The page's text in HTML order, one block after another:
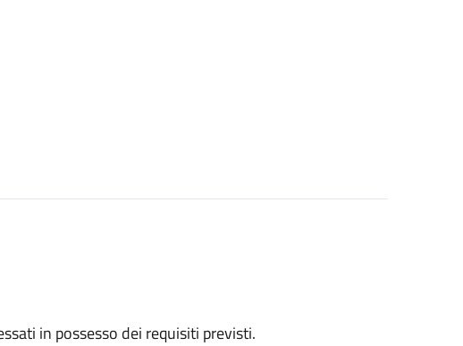
in possesso dei requisiti previsti.